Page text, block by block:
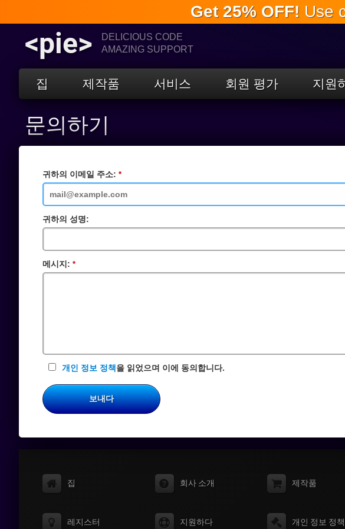
Get 25% OFF! Use
<pie>
DELICIOUS CODE
AMAZING SUPPORT
집 제작품 서비스 회원 평가 지원
문의하기
귀하의 이메일 주소:
수
입
력
귀하의 성명:
메시지:
수
개인 정보 정책을 읽었으며 이에 동의합니다.
보내다
집 회사 소개 제작품
레지스터 지원하다 개인 정보 정책